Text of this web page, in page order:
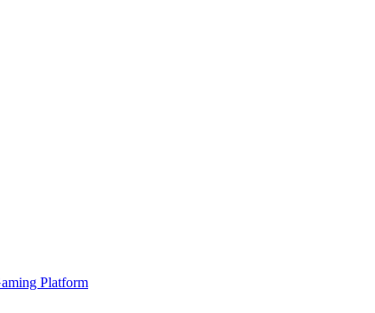
Platform